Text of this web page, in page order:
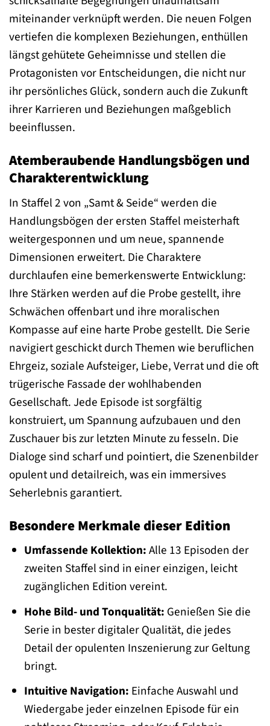
miteinander verknüpft werden. Die neuen Folgen
vertiefen die komplexen Beziehungen, enthüllen
längst gehütete Geheimnisse und stellen die
Protagonisten vor Entscheidungen, die nicht nur
ihr persönliches Glück, sondern auch die Zukunft
ihrer Karrieren und Beziehungen maßgeblich
beeinflussen.
Atemberaubende Handlungsbögen und
Charakterentwicklung
In Staffel 2 von „Samt & Seide“ werden die
Handlungsbögen der ersten Staffel meisterhaft
weitergesponnen und um neue, spannende
Dimensionen erweitert. Die Charaktere
durchlaufen eine bemerkenswerte Entwicklung:
Ihre Stärken werden auf die Probe gestellt, ihre
Schwächen offenbart und ihre moralischen
Kompasse auf eine harte Probe gestellt. Die Serie
navigiert geschickt durch Themen wie beruflichen
Ehrgeiz, soziale Aufsteiger, Liebe, Verrat und die oft
trügerische Fassade der wohlhabenden
Gesellschaft. Jede Episode ist sorgfältig
konstruiert, um Spannung aufzubauen und den
Zuschauer bis zur letzten Minute zu fesseln. Die
Dialoge sind scharf und pointiert, die Szenenbilder
opulent und detailreich, was ein immersives
Seherlebnis garantiert.
Besondere Merkmale dieser Edition
Umfassende Kollektion:Alle 13 Episoden der
zweiten Staffel sind in einer einzigen, leicht
zugänglichen Edition vereint.
Hohe Bild- und Tonqualität: Genießen Sie die
Serie in bester digitaler Qualität, die jedes
Detail der opulenten Inszenierung zur Geltung
bringt.
Intuitive Navigation: Einfache Auswahl und
Wiedergabe jeder einzelnen Episode für ein